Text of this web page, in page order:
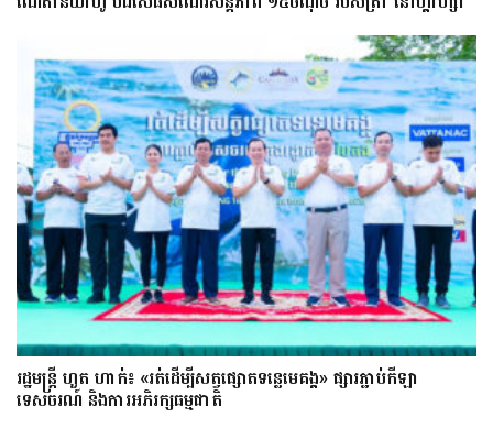
រដ្ឋមន្ត្រី ហួត ហាក់៖ «រត់ដើម្បីសត្វផ្សោតទន្លេមេគង្គ» ផ្សារភ្ជាប់កីឡា
ទេសចរណ៍ និងការអភិរក្សធម្មជាតិ